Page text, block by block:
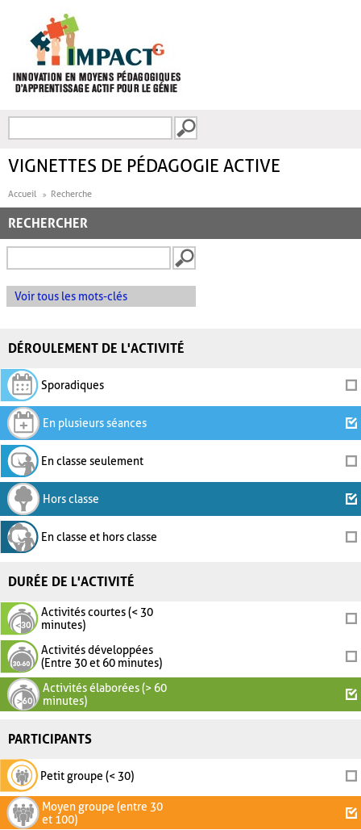
FORMULAIRE DE
VIGNETTES DE PÉDAGOGIE ACTIVE
Accueil Recherche
RECHERCHER
Voir tous les mots-clés
DÉROULEMENT DE L'ACTIVITÉ
Sporadiques
En plusieurs séances
En classe seulement
Hors classe
En classe et hors classe
DURÉE DE L'ACTIVITÉ
Activités courtes (< 30
minutes)
Activités développées
(Entre 30 et 60 minutes)
Activités élaborées (> 60
minutes)
PARTICIPANTS
Petit groupe (< 30)
Moyen groupe (entre 30
et 100)